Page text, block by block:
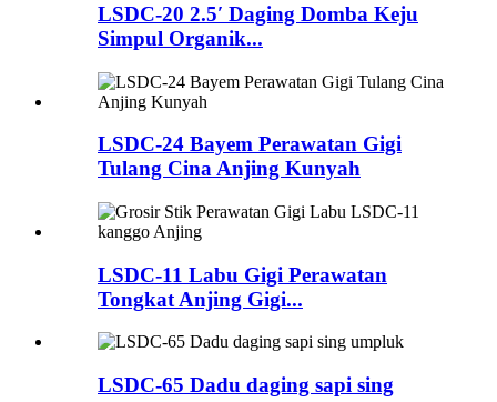
LSDC-20 2.5′ Daging Domba Keju
Simpul Organik...
LSDC-24 Bayem Perawatan Gigi
Tulang Cina Anjing Kunyah
LSDC-11 Labu Gigi Perawatan
Tongkat Anjing Gigi...
LSDC-65 Dadu daging sapi sing